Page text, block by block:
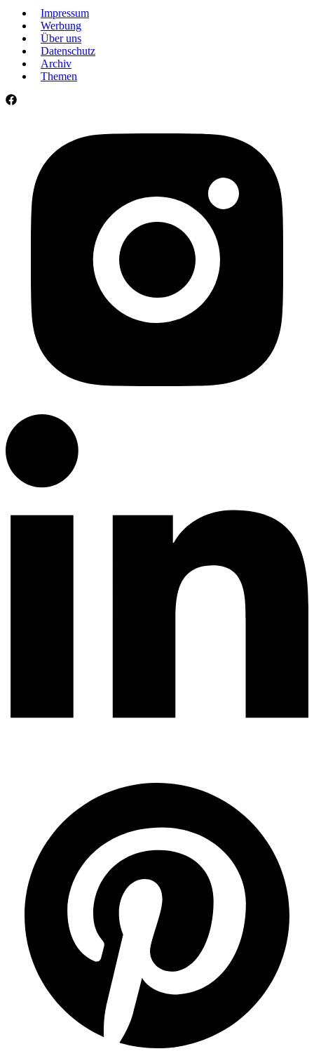
Impressum
Werbung
Über uns
Datenschutz
Archiv
Themen